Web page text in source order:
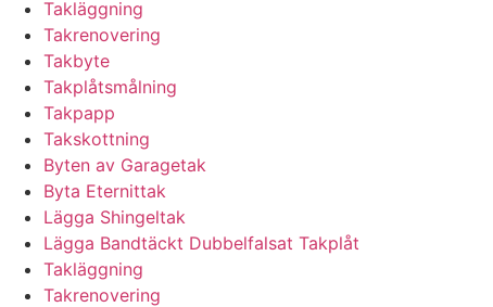
Takläggning
Takrenovering
Takbyte
Takplåtsmålning
Takpapp
Takskottning
Byten av Garagetak
Byta Eternittak
Lägga Shingeltak
Lägga Bandtäckt Dubbelfalsat Takplåt
Takläggning
Takrenovering